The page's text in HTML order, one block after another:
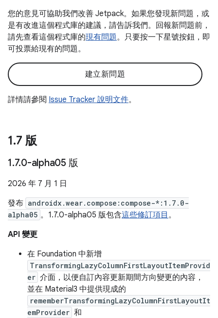
您的意見可協助我們改善 Jetpack。如果您發現新問題，或
是有改進這個程式庫的建議，請告訴我們。回報新問題前，
請先查看這個程式庫的現有問題。只要按一下星號按鈕，即
可投票給現有的問題。
建立新問題
詳情請參閱 Issue Tracker 說明文件。
1.7 版
1.7.0-alpha05 版
2026 年 7 月 1 日
發布 androidx.wear.compose:compose-*:1.7.0-
alpha05 。1.7.0-alpha05 版包含這些修訂項目 。
API 變更
在 Foundation 中新增
TransformingLazyColumnFirstLayoutItemProvid
er 介面，以便自訂內容更新期間方向變更的內容，
並在 Material3 中提供現成的
rememberTransformingLazyColumnFirstLayoutIt
emProvider 和